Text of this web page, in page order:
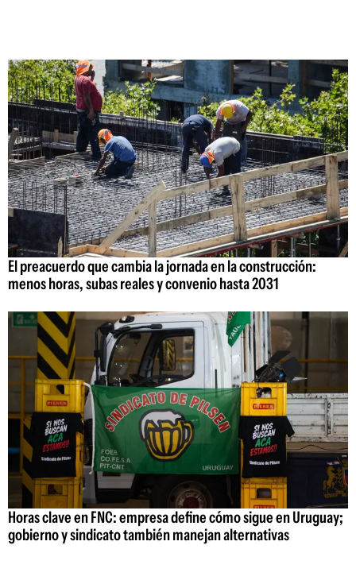
El preacuerdo que cambia la jornada en la construcción:
menos horas, subas reales y convenio hasta 2031
Horas clave en FNC: empresa define cómo sigue en Uruguay;
gobierno y sindicato también manejan alternativas